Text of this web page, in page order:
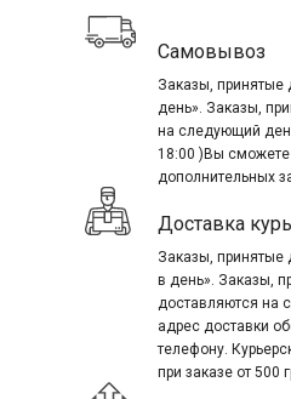
Самовывоз
Заказы, принятые
день». Заказы,
на следующий
18:00 )Вы сможете
дополнительных
Доставка
Заказы, принятые
в день». Заказы,
доставляются на
адрес доставки
телефону.
при заказе от 500